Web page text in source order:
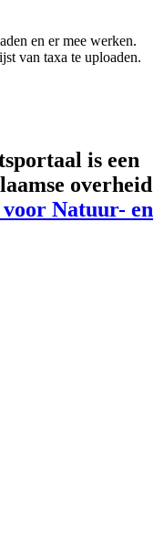
en er mee werken.
van taxa te uploaden.
is een
overheid
Natuur- en